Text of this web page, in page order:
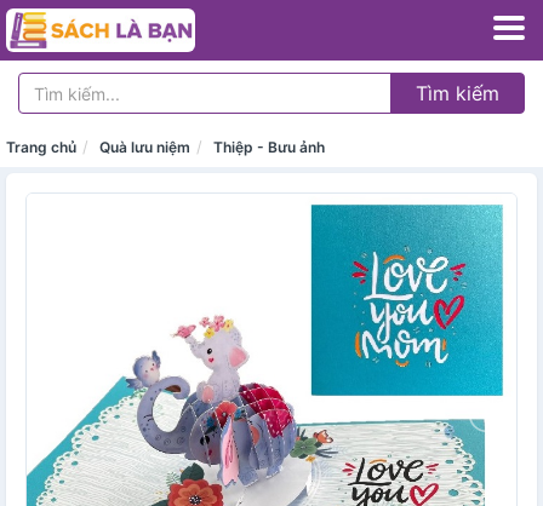
Tìm kiếm
Trang chủ Quà lưu niệm Thiệp - Bưu ảnh